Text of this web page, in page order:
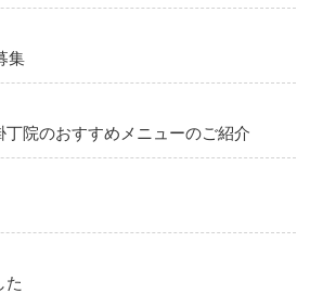
集
丁院のおすすめメニューのご紹介
た